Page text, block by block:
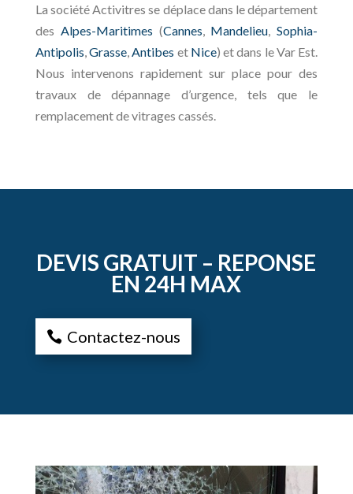
La société Activitres se déplace dans le département
des Alpes-Maritimes (Cannes Mandelieu ,Sophia-
Antipolis ,Grasse Antibes et Nice) et dans le Var Est.
Nous intervenons rapidement sur place pour des
travaux de dépannage d’urgence, tels que le
remplacement de vitrages cassés.
DEVIS GRATUIT – REPONSE
EN 24H MAX
Contactez-nous